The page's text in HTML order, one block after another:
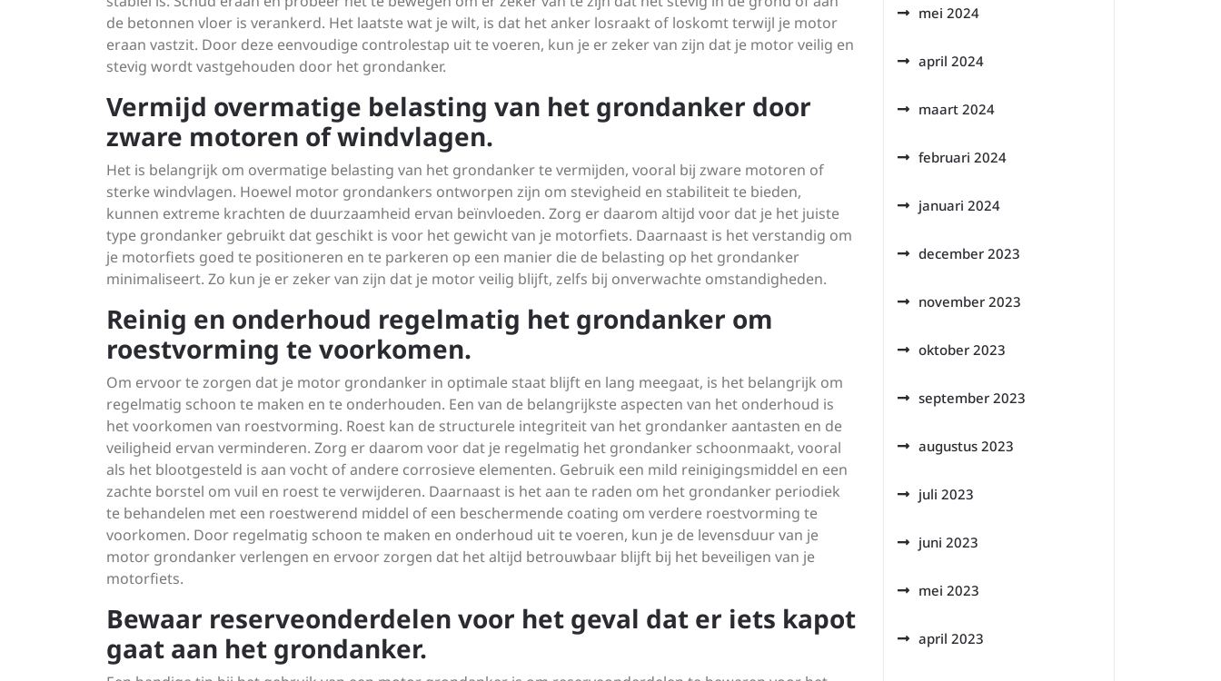
de betonnen vloer is verankerd. Het laatste wat je wilt, is dat het anker losraakt of loskomt terwijl je motor
eraan vastzit. Door deze eenvoudige controlestap uit te voeren, kun je er zeker van zijn dat je motor veilig en
stevig wordt vastgehouden door het grondanker.
Vermijd overmatige belasting van het grondanker door
zware motoren of windvlagen.
Het is belangrijk om overmatige belasting van het grondanker te vermijden, vooral bij zware motoren of
sterke windvlagen. Hoewel motor grondankers ontworpen zijn om stevigheid en stabiliteit te bieden,
kunnen extreme krachten de duurzaamheid ervan beïnvloeden. Zorg er daarom altijd voor dat je het juiste
type grondanker gebruikt dat geschikt is voor het gewicht van je motorfiets. Daarnaast is het verstandig om
je motorfiets goed te positioneren en te parkeren op een manier die de belasting op het grondanker
minimaliseert. Zo kun je er zeker van zijn dat je motor veilig blijft, zelfs bij onverwachte omstandigheden.
Reinig en onderhoud regelmatig het grondanker om
roestvorming te voorkomen.
Om ervoor te zorgen dat je motor grondanker in optimale staat blijft en lang meegaat, is het belangrijk om
regelmatig schoon te maken en te onderhouden. Een van de belangrijkste aspecten van het onderhoud is
het voorkomen van roestvorming. Roest kan de structurele integriteit van het grondanker aantasten en de
veiligheid ervan verminderen. Zorg er daarom voor dat je regelmatig het grondanker schoonmaakt, vooral
als het blootgesteld is aan vocht of andere corrosieve elementen. Gebruik een mild reinigingsmiddel en een
zachte borstel om vuil en roest te verwijderen. Daarnaast is het aan te raden om het grondanker periodiek
te behandelen met een roestwerend middel of een beschermende coating om verdere roestvorming te
voorkomen. Door regelmatig schoon te maken en onderhoud uit te voeren, kun je de levensduur van je
motor grondanker verlengen en ervoor zorgen dat het altijd betrouwbaar blijft bij het beveiligen van je
motorfiets.
Bewaar reserveonderdelen voor het geval dat er iets kapot
gaat aan het grondanker.
mei 2024
april 2024
maart 2024
februari 2024
januari 2024
december 2023
november 2023
oktober 2023
september 2023
augustus 2023
juli 2023
juni 2023
mei 2023
april 2023